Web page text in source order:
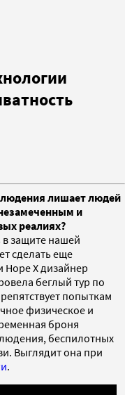
лишает людей
и
реалиях?
защите нашей
сделать еще
X дизайнер
беглый тур по
попыткам
физическое и
броня
беспилотных
Выглядит она при
.